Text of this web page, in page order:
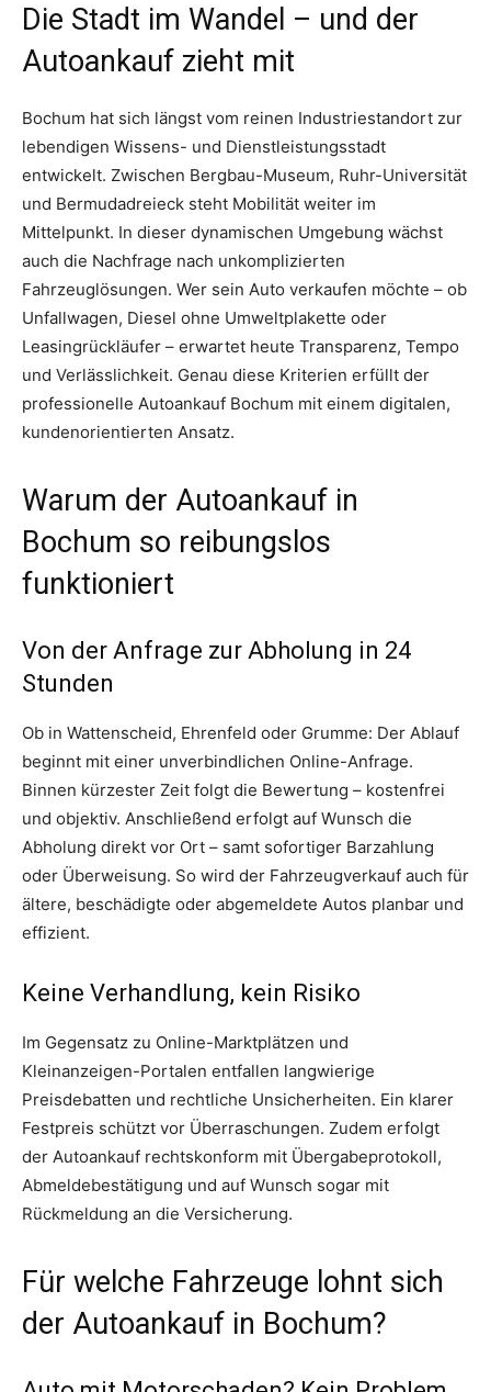
Die Stadt im Wandel – und der
Autoankauf zieht mit
Bochum hat sich längst vom reinen Industriestandort zur
lebendigen Wissens- und Dienstleistungsstadt
entwickelt. Zwischen Bergbau-Museum, Ruhr-Universität
und Bermudadreieck steht Mobilität weiter im
Mittelpunkt. In dieser dynamischen Umgebung wächst
auch die Nachfrage nach unkomplizierten
Fahrzeuglösungen. Wer sein Auto verkaufen möchte – ob
Unfallwagen, Diesel ohne Umweltplakette oder
Leasingrückläufer – erwartet heute Transparenz, Tempo
und Verlässlichkeit. Genau diese Kriterien erfüllt der
professionelle Autoankauf Bochum mit einem digitalen,
kundenorientierten Ansatz.
Warum der Autoankauf in
Bochum so reibungslos
funktioniert
Von der Anfrage zur Abholung in 24
Stunden
Ob in Wattenscheid, Ehrenfeld oder Grumme: Der Ablauf
beginnt mit einer unverbindlichen Online-Anfrage.
Binnen kürzester Zeit folgt die Bewertung – kostenfrei
und objektiv. Anschließend erfolgt auf Wunsch die
Abholung direkt vor Ort – samt sofortiger Barzahlung
oder Überweisung. So wird der Fahrzeugverkauf auch für
ältere, beschädigte oder abgemeldete Autos planbar und
effizient.
Keine Verhandlung, kein Risiko
Im Gegensatz zu Online-Marktplätzen und
Kleinanzeigen-Portalen entfallen langwierige
Preisdebatten und rechtliche Unsicherheiten. Ein klarer
Festpreis schützt vor Überraschungen. Zudem erfolgt
der Autoankauf rechtskonform mit Übergabeprotokoll,
Abmeldebestätigung und auf Wunsch sogar mit
Rückmeldung an die Versicherung.
Für welche Fahrzeuge lohnt sich
der Autoankauf in Bochum?